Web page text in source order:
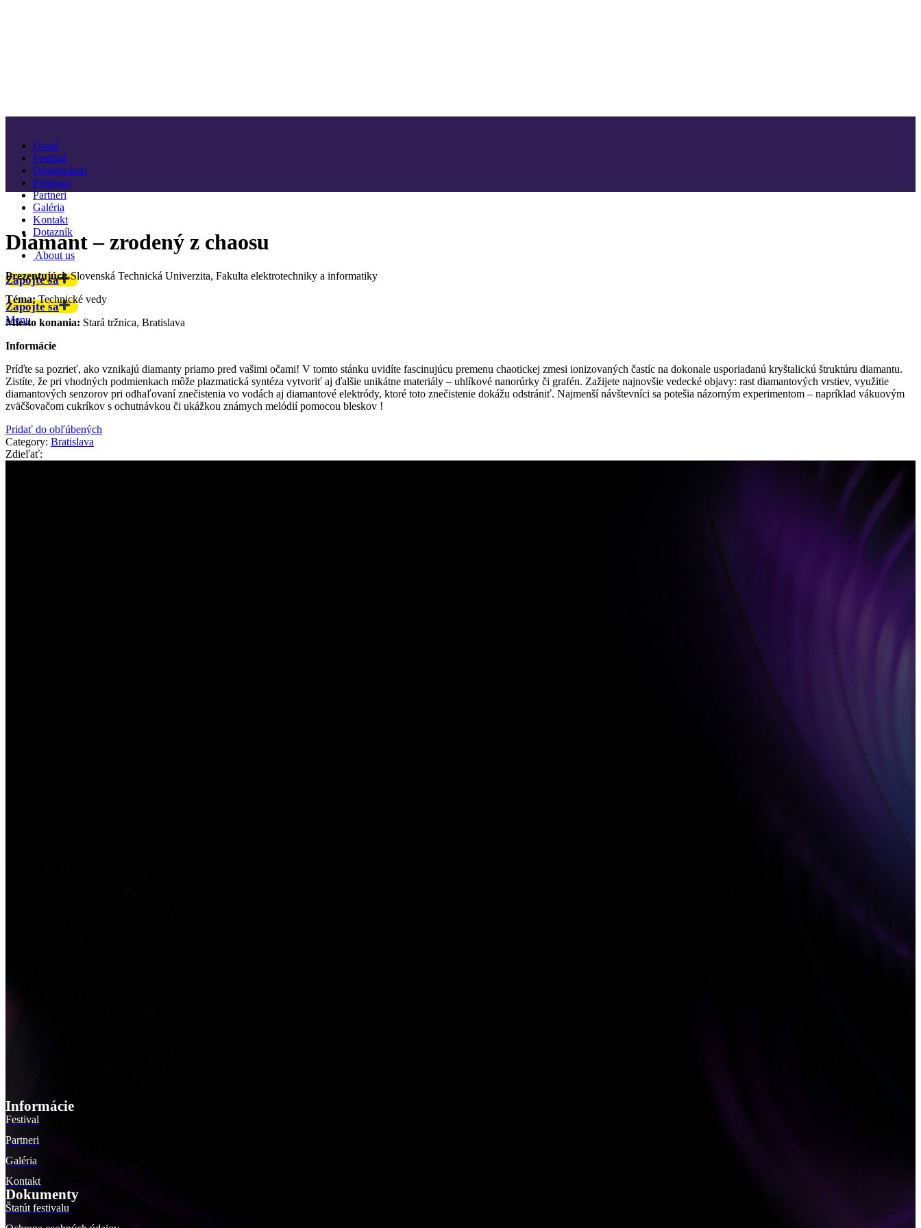
Úvod
Festival
Organizátori
Program
Partneri
Galéria
Kontakt
Dotazník
About us
Zapojte sa
Zapojte sa
Menu
Diamant – zrodený z chaosu
Prezentujúci:Slovenská Technická Univerzita, Fakulta elektrotechniky a informatiky
Téma:Technické vedy
Miesto konania: Stará tržnica, Bratislava
Informácie
Príďte sa pozrieť, ako vznikajú diamanty priamo pred vašimi očami! V tomto stánku uvidíte fascinujúcu premenu chaotickej zmesi ionizovaných častíc na dokonale usporiadanú kryštalickú štruktúru diamantu.
Zistíte, že pri vhodných podmienkach môže plazmatická syntéza vytvoriť aj ďalšie unikátne materiály – uhlíkové nanorúrky či grafén. Zažijete najnovšie vedecké objavy: rast diamantových vrstiev, využitie
diamantových senzorov pri odhaľovaní znečistenia vo vodách aj diamantové elektródy, ktoré toto znečistenie dokážu odstrániť. Najmenší návštevníci sa potešia názorným experimentom – napríklad vákuovým
zväčšovačom cukríkov s ochutnávkou či ukážkou známych melódií pomocou bleskov !
Pridať do obľúbených
Category: Bratislava
Zdieľať:
Informácie
Festival
Partneri
Galéria
Kontakt
Dokumenty
Štatút festivalu